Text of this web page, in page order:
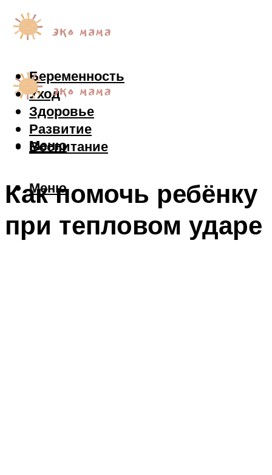
Беременность
Уход
Здоровье
Развитие
Воспитание
Меню
Меню
Как помочь ребёнку
при тепловом ударе